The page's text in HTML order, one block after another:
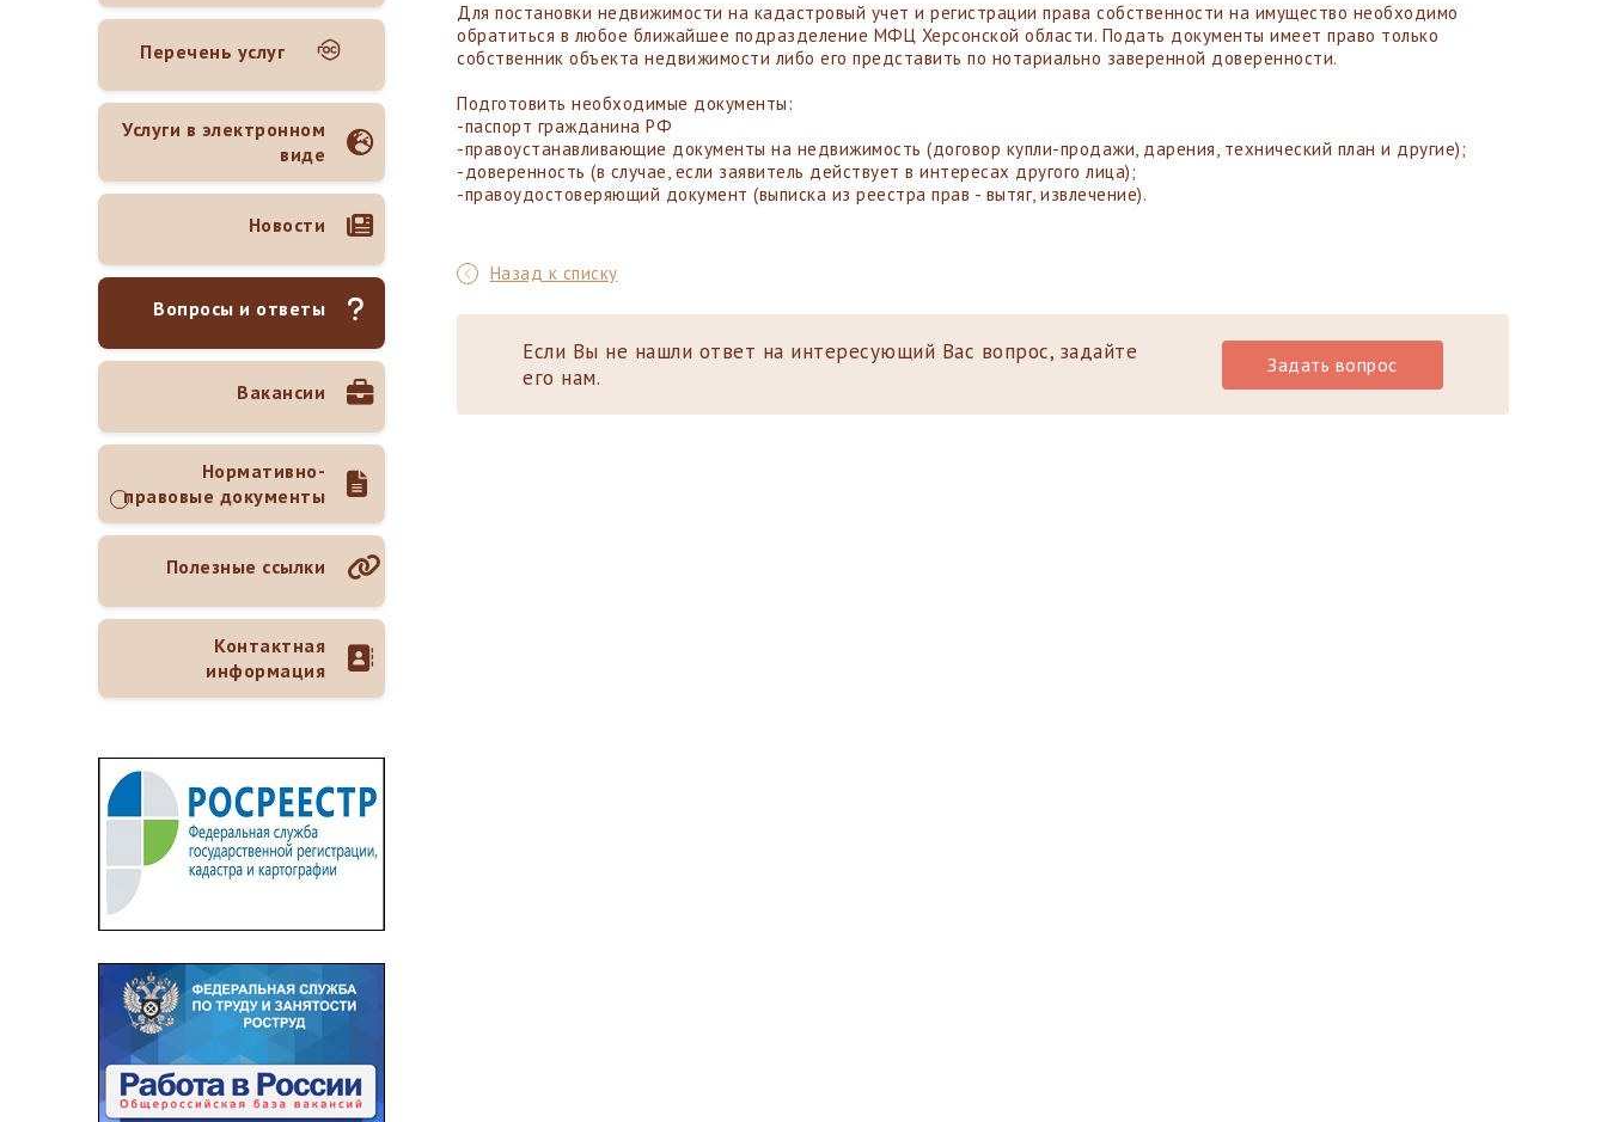
Перечень услуг
Услуги в электронном
виде
Новости
Вопросы и ответы
Вакансии
Нормативно-
правовые документы
Полезные ссылки
Контактная
информация
Для постановки недвижимости на кадастровый учет и регистрации права собственности на имущество необходимо
обратиться в любое ближайшее подразделение МФЦ Херсонской области. Подать документы имеет право только
собственник объекта недвижимости либо его представить по нотариально заверенной доверенности.
Подготовить необходимые документы:
-паспорт гражданина РФ
-правоустанавливающие документы на недвижимость (договор купли-продажи, дарения, технический план и другие);
-доверенность (в случае, если заявитель действует в интересах другого лица);
-правоудостоверяющий документ (выписка из реестра прав - вытяг, извлечение).
Назад к списку
Если Вы не нашли ответ на интересующий Вас вопрос, задайте
его нам.
Задать вопрос